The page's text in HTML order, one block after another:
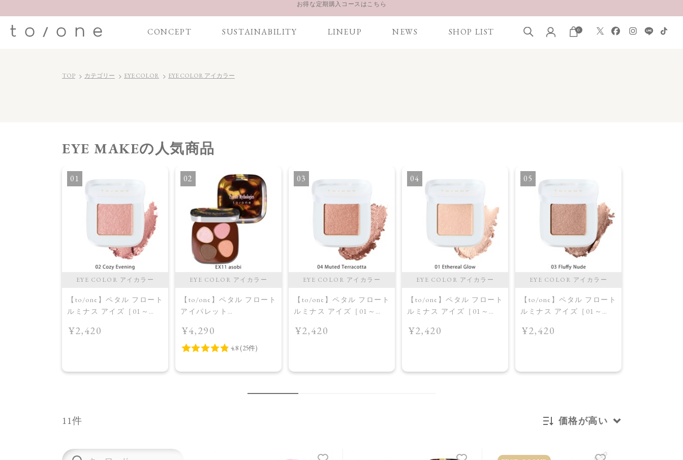
LINE お友達登録 500円OFFクーポンプレゼント
CONCEPT SUSTAINABILITY LINEUP NEWS SHOP LIST 0
TOP カテゴリー EYE COLOR EYE COLOR アイカラー
EYE MAKEの人気商品
1
EYE COLOR アイカラー
【to/one】ペタル フロート
ルミナス アイズ［01～
＞02 Cozy Evening
¥2,420
2
EYE COLOR アイカラー
【to/one】ペタル フロート
アイパレット
＞EX11 asobi
¥4,290
3
EYE COLOR アイカラー
【to/one】ペタル フロート
ルミナス アイズ［01～
＞04 Muted Terracotta
¥2,420
4
EYE COLOR アイカラー
【to/one】ペタル フロート
ルミナス アイズ［01～
＞01 Ethereal Glow
¥2,420
5
EYE COLOR アイカラー
【to/one】ペタル フロート
ルミナス アイズ［01～
＞03 Fluffy Nude
¥2,420
11件 価格が高い